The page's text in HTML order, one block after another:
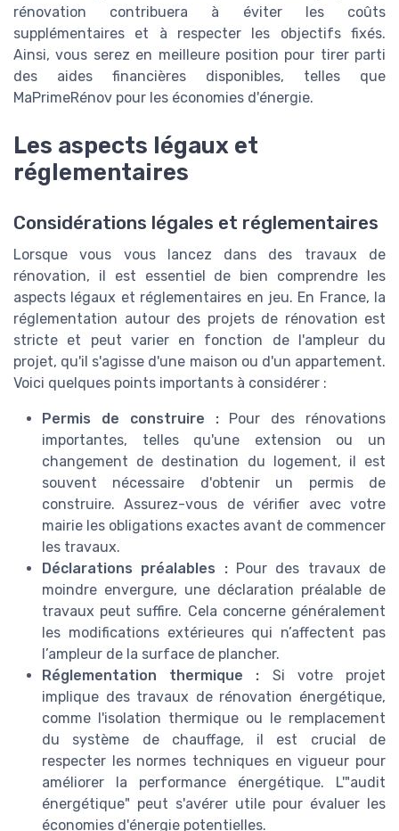
rénovation contribuera à éviter les coûts
supplémentaires et à respecter les objectifs fixés.
Ainsi, vous serez en meilleure position pour tirer parti
des aides financières disponibles, telles que
MaPrimeRénov pour les économies d'énergie.
Les aspects légaux et
réglementaires
Considérations légales et réglementaires
Lorsque vous vous lancez dans des travaux de
rénovation, il est essentiel de bien comprendre les
aspects légaux et réglementaires en jeu. En France, la
réglementation autour des projets de rénovation est
stricte et peut varier en fonction de l'ampleur du
projet, qu'il s'agisse d'une maison ou d'un appartement.
Voici quelques points importants à considérer :
Permis de construire :Pour des rénovations
importantes, telles qu'une extension ou un
changement de destination du logement, il est
souvent nécessaire d'obtenir un permis de
construire. Assurez-vous de vérifier avec votre
mairie les obligations exactes avant de commencer
les travaux.
Déclarations préalables :Pour des travaux de
moindre envergure, une déclaration préalable de
travaux peut suffire. Cela concerne généralement
les modifications extérieures qui n’affectent pas
l’ampleur de la surface de plancher.
Réglementation thermique : Si votre projet
implique des travaux de rénovation énergétique,
comme l'isolation thermique ou le remplacement
du système de chauffage, il est crucial de
respecter les normes techniques en vigueur pour
améliorer la performance énergétique. L'"audit
énergétique" peut s'avérer utile pour évaluer les
économies d'énergie potentielles.